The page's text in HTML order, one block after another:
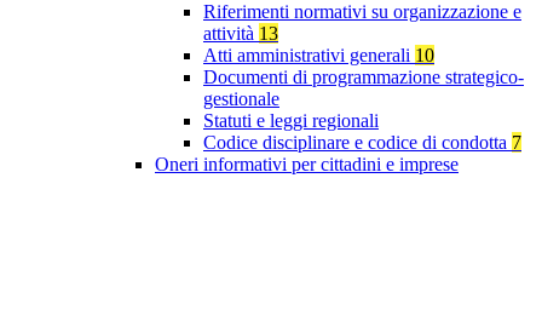
Riferimenti normativi su organizzazione e
attività 13
Atti amministrativi generali 10
Documenti di programmazione strategico-
gestionale
Statuti e leggi regionali
Codice disciplinare e codice di condotta 7
Oneri informativi per cittadini e imprese